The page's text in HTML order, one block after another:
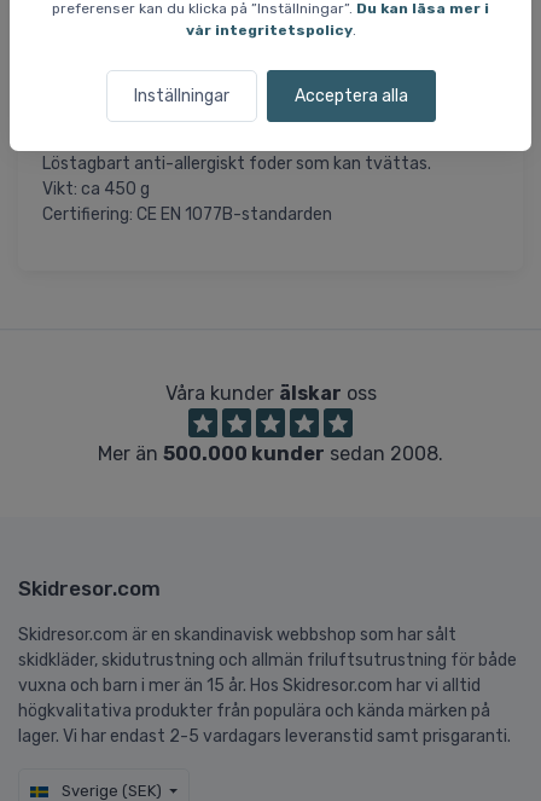
preferenser kan du klicka på ”Inställningar”. Du kan läsa mer i
vår integritetspolicy.
Inställningar Acceptera alla
Specifikationer och funktioner:
Wheel Fit-system
Icke-justerbar ventilation
Löstagbart anti-allergiskt foder som kan tvättas.
Vikt: ca 450 g
Certifiering: CE EN 1077B-standarden
Våra kunder älskar oss
Mer än 500.000 kunder sedan 2008.
Skidresor.com
Skidresor.com är en skandinavisk webbshop som har sålt
skidkläder, skidutrustning och allmän friluftsutrustning för både
vuxna och barn i mer än 15 år. Hos Skidresor.com har vi alltid
högkvalitativa produkter från populära och kända märken på
lager. Vi har endast 2-5 vardagars leveranstid samt prisgaranti.
Sverige (SEK)